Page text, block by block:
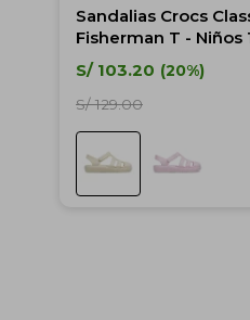
Sandalias Crocs
Fisherman T - Niños
5 años
S/ 103.20 20
S/ 129.00